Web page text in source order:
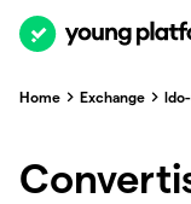
Home Exchange